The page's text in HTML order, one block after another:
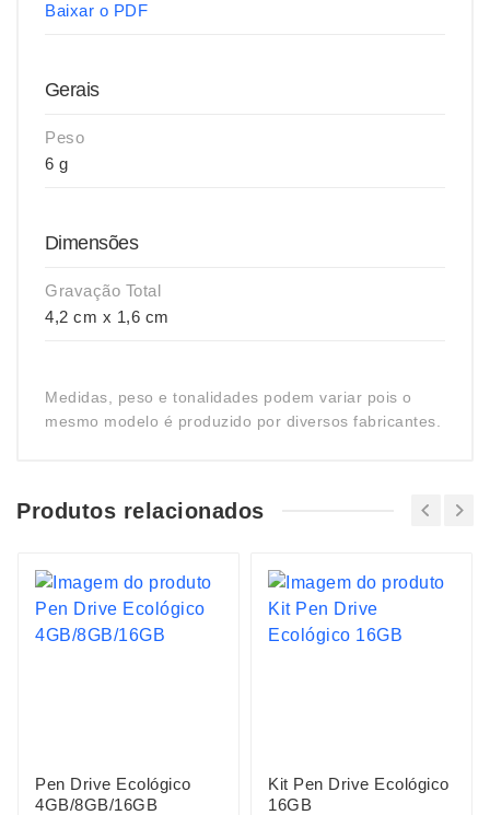
Baixar o PDF
Gerais
Peso
6 g
Dimensões
Gravação Total
4,2 cm x 1,6 cm
Medidas, peso e tonalidades podem variar pois o
mesmo modelo é produzido por diversos fabricantes.
Produtos relacionados
Pen Drive Ecológico
4GB/8GB/16GB
Kit Pen Drive Ecológico
16GB